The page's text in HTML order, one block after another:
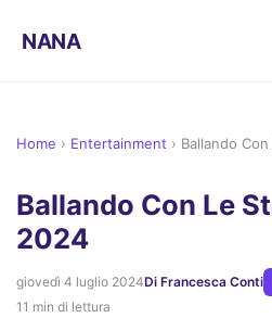
NANA
Home › Entertainment › Ballando
Ballando Con Le
2024
giovedì 4 luglio 2024Di Francesca Conti
11 min di lettura